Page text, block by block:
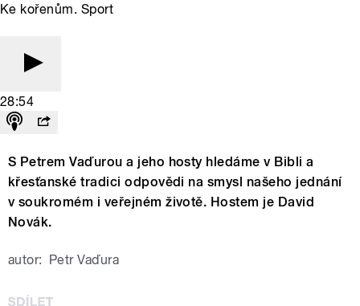
Ke kořenům. Sport
28:54
S Petrem Vaďurou a jeho hosty hledáme v Bibli a
křesťanské tradici odpovědi na smysl našeho jednání
v soukromém i veřejném životě. Hostem je David
Novák.
autor: Petr Vaďura